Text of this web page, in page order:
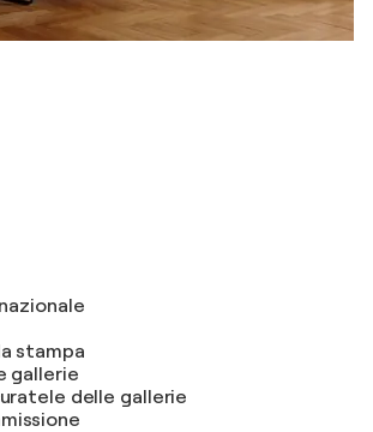
stampa
gallerie
delle gallerie